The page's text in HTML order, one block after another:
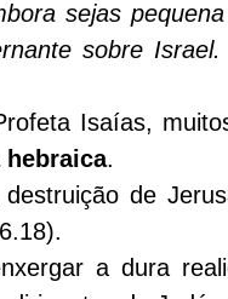
sejas
sobre
Isaías,
.
de
).
a dura